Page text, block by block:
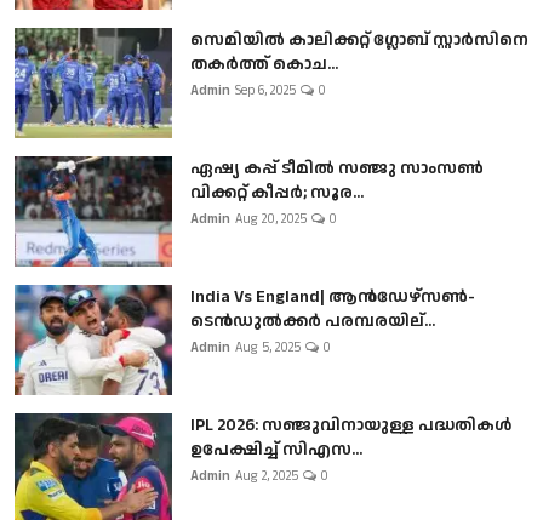
സെമിയിൽ കാലിക്കറ്റ് ഗ്ലോബ് സ്റ്റാർസിനെ
തകർത്ത് കൊച...
Admin Sep 6, 2025 0
ഏഷ്യ കപ്പ് ടീമിൽ സഞ്ജു സാംസൺ
വിക്കറ്റ് കീപ്പർ; സൂര...
Admin Aug 20, 2025 0
India Vs England| ആൻഡേഴ്സൺ-
ടെൻഡുല്‍ക്കർ പരമ്പരയില്...
Admin Aug 5, 2025 0
IPL 2026: സഞ്ജുവിനായുള്ള പദ്ധതികൾ
ഉപേക്ഷിച്ച് സിഎസ...
Admin Aug 2, 2025 0